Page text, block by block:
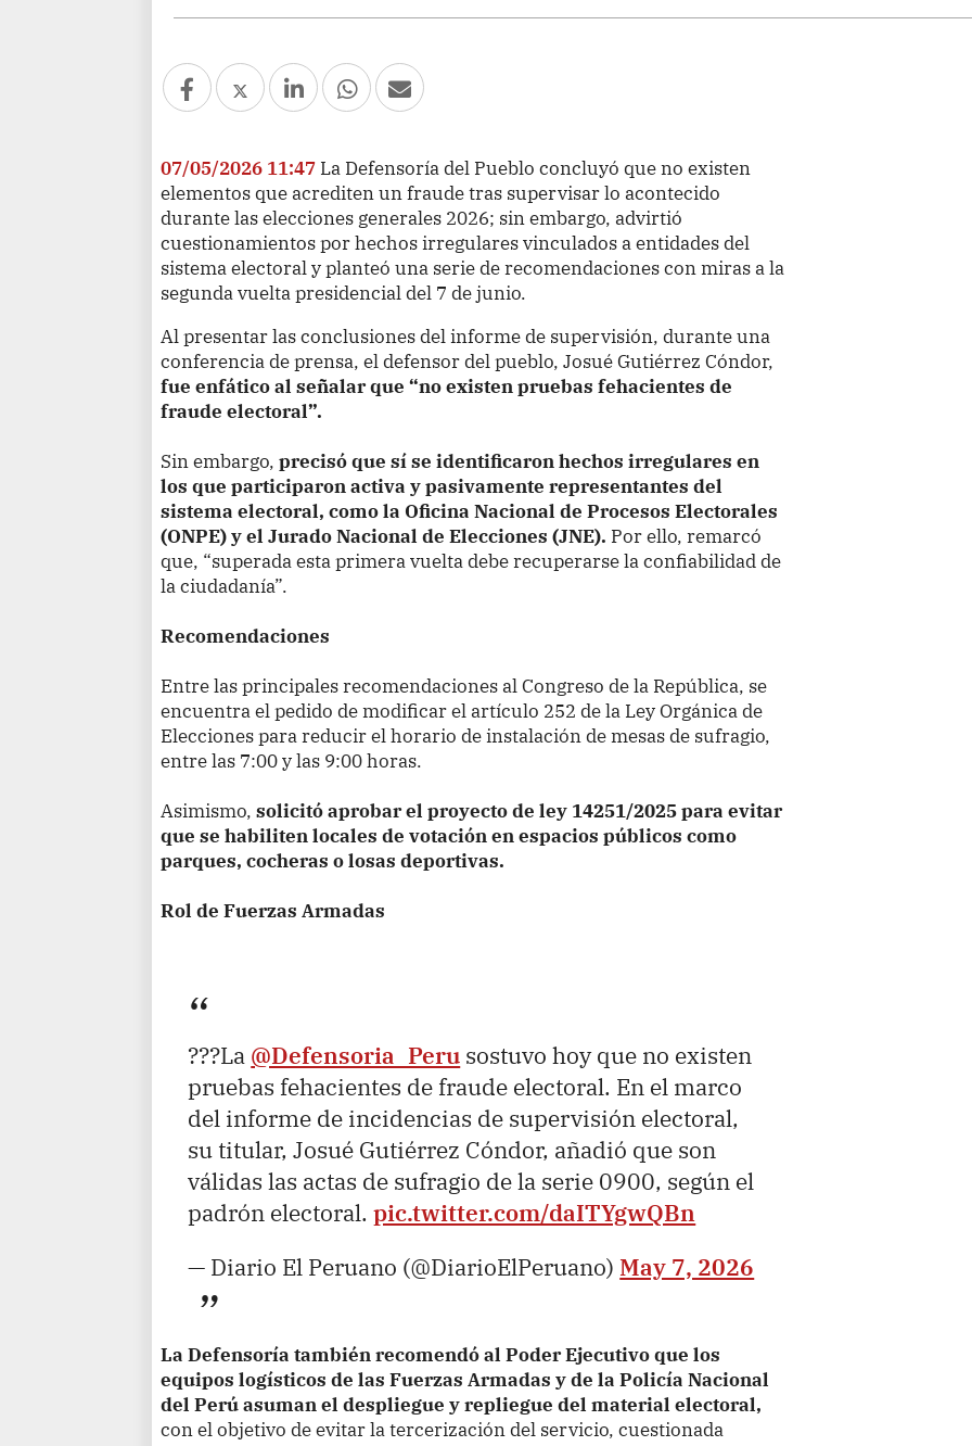
07/05/2026 11:47 La Defensoría del Pueblo concluyó que no existen
elementos que acrediten un fraude tras supervisar lo acontecido
durante las elecciones generales 2026; sin embargo, advirtió
cuestionamientos por hechos irregulares vinculados a entidades del
sistema electoral y planteó una serie de recomendaciones con miras a la
segunda vuelta presidencial del 7 de junio.
Al presentar las conclusiones del informe de supervisión, durante una
conferencia de prensa, el defensor del pueblo, Josué Gutiérrez Cóndor,
fue enfático al señalar que “no existen pruebas fehacientes de
fraude electoral”.
Sin embargo, precisó que sí se identificaron hechos irregulares en
los que participaron activa y pasivamente representantes del
sistema electoral, como la Oficina Nacional de Procesos Electorales
(ONPE) y el Jurado Nacional de Elecciones (JNE). Por ello, remarcó
que, “superada esta primera vuelta debe recuperarse la confiabilidad de
la ciudadanía”.
Recomendaciones
Entre las principales recomendaciones al Congreso de la República, se
encuentra el pedido de modificar el artículo 252 de la Ley Orgánica de
Elecciones para reducir el horario de instalación de mesas de sufragio,
entre las 7:00 y las 9:00 horas.
Asimismo,solicitó aprobar el proyecto de ley 14251/2025 para evitar
que se habiliten locales de votación en espacios públicos como
parques, cocheras o losas deportivas.
Rol de Fuerzas Armadas
???La @Defensoria_Peru sostuvo hoy que no existen
pruebas fehacientes de fraude electoral. En el marco
del informe de incidencias de supervisión electoral,
su titular, Josué Gutiérrez Cóndor, añadió que son
válidas las actas de sufragio de la serie 0900, según el
padrón electoral.pic.twitter.com/daITYgwQBn
— Diario El Peruano (@DiarioElPeruano) May 7, 2026
La Defensoría también recomendó al Poder Ejecutivo que los
equipos logísticos de las Fuerzas Armadas y de la Policía Nacional
del Perú asuman el despliegue y repliegue del material electoral,
con el objetivo de evitar la tercerización del servicio, cuestionada